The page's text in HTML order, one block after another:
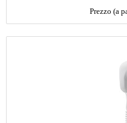
Prezzo (a